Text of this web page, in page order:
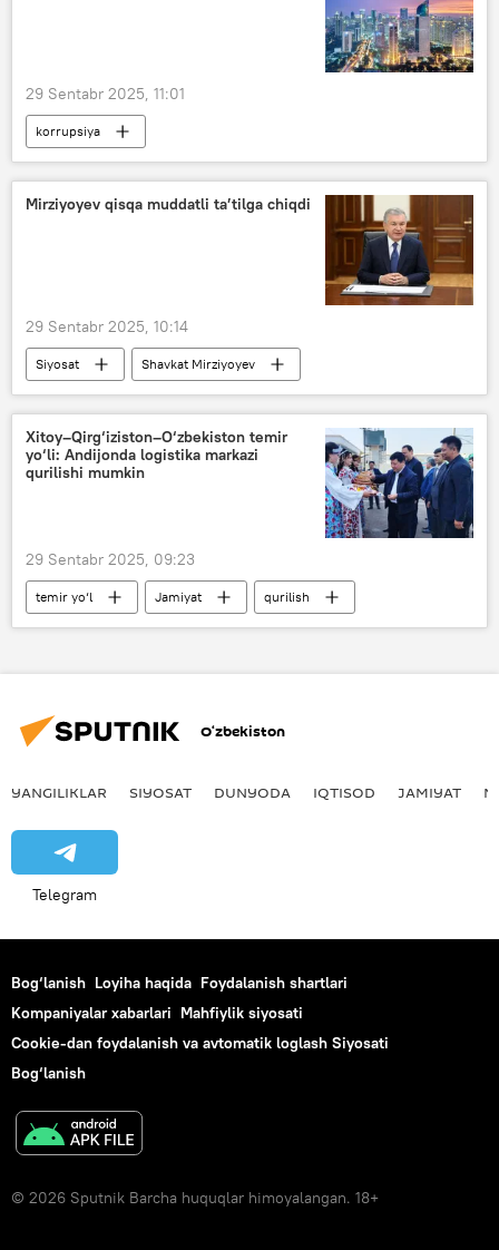
29 Sentabr 2025, 11:01
korrupsiya
Korrupsiyaga qarshi kurashish agentligi
Indoneziya
hamkorlik
Mirziyoyev qisqa muddatli ta’tilga chiqdi
29 Sentabr 2025, 10:14
Siyosat
Shavkat Mirziyoyev
qisqa muddatli ta’til
Xitoy–Qirg‘iziston–O‘zbekiston temir
yo‘li: Andijonda logistika markazi
qurilishi mumkin
29 Sentabr 2025, 09:23
temir yo‘l Jamiyat
qurilish
Andijon viloyati
loyiha
hamkorlik
O‘zbekiston
YANGILIKLAR SIYOSAT DUNYODA IQTISOD JAMIYAT
Telegram
Bog‘lanish Loyiha haqida Foydalanish shartlari
Kompaniyalar xabarlari Mahfiylik siyosati
Cookie-dan foydalanish va avtomatik loglash Siyosati
Bog‘lanish
© 2026 Sputnik Barcha huquqlar himoyalangan. 18+